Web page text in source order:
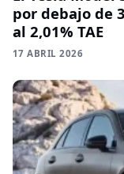
por debajo de
al 2,01% TAE
17 ABRIL 2026